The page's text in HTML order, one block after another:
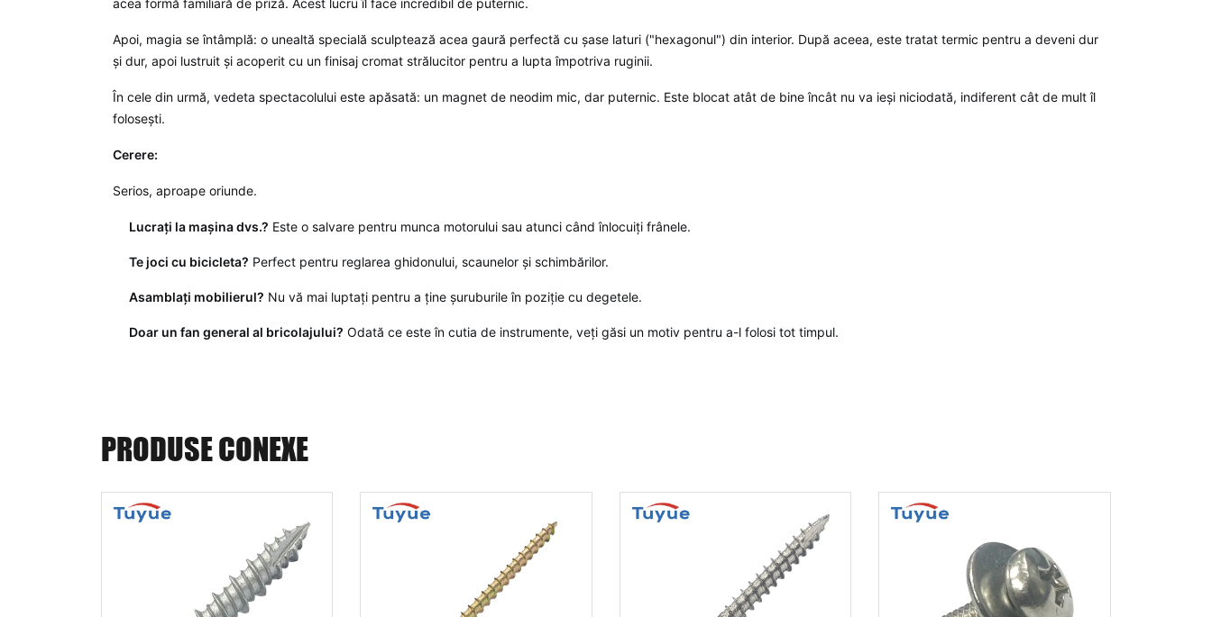
Apoi, magia se întâmplă: o unealtă specială sculptează acea gaură perfectă cu șase laturi ("hexagonul") din interior. După aceea, este tratat termic pentru a deveni dur
și dur, apoi lustruit și acoperit cu un finisaj cromat strălucitor pentru a lupta împotriva ruginii.
În cele din urmă, vedeta spectacolului este apăsată: un magnet de neodim mic, dar puternic. Este blocat atât de bine încât nu va ieși niciodată, indiferent cât de mult îl
folosești.
Cerere:
Serios, aproape oriunde.
Lucrați la mașina dvs.? Este o salvare pentru munca motorului sau atunci când înlocuiți frânele.
Te joci cu bicicleta? Perfect pentru reglarea ghidonului, scaunelor și schimbărilor.
Asamblați mobilierul? Nu vă mai luptați pentru a ține șuruburile în poziție cu degetele.
Doar un fan general al bricolajului? Odată ce este în cutia de instrumente, veți găsi un motiv pentru a-l folosi tot timpul.
PRODUSE CONEXE